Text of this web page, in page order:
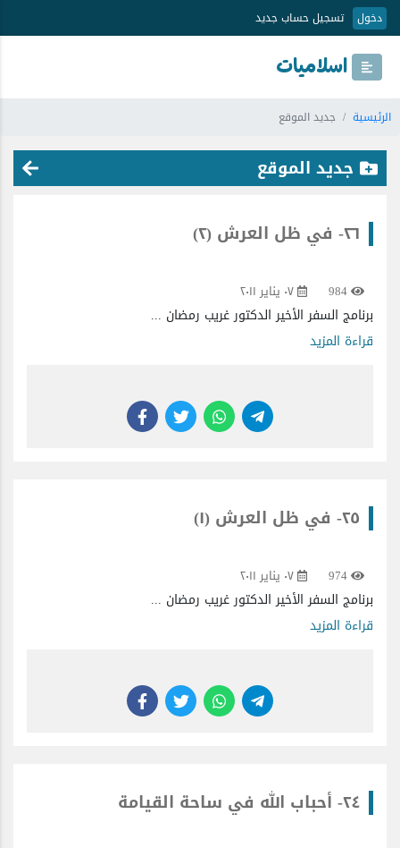
دخول تسجيل حساب جديد
اسلاميات
الرئيسية جديد الموقع
جديد الموقع
٢٦- في ظل العرش (٢)
984 ٠٧ يناير ٢٠١١
برنامج السفر الأخير الدكتور غريب رمضان ...
قراءة المزيد
٢٥- في ظل العرش (١)
974 ٠٧ يناير ٢٠١١
برنامج السفر الأخير الدكتور غريب رمضان ...
قراءة المزيد
٢٤- أحباب الله في ساحة القيامة